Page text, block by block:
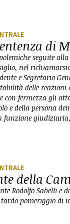
di
seguite
nel
e Segretario
delle reazioni
con fermezza gli
e della persona
funzione
della
Rodolfo Sabelli e
pomeriggio di